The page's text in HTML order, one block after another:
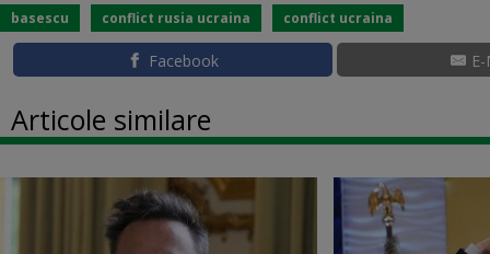
basescu conflict rusia ucraina conflict ucraina
Facebook
Articole similare